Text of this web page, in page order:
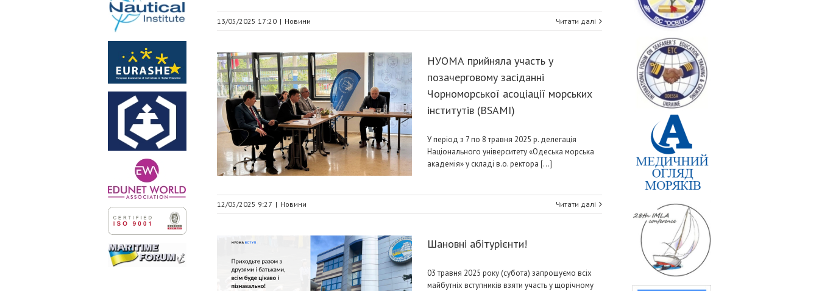
13/05/2025 17:20 | Новини Читати далі
НУОМА прийняла участь у
позачерговому засіданні
Чорноморської асоціації морських
інститутів (BSAMI)
У період з 7 по 8 травня 2025 р. делегація
Національного університету «Одеська морська
академія» у складі в.о. ректора [...]
12/05/2025 9:27 | Новини Читати далі
Шановні абітурієнти!
03 травня 2025 року (субота) запрошуємо всіх
майбутніх вступників взяти участь у щорічному